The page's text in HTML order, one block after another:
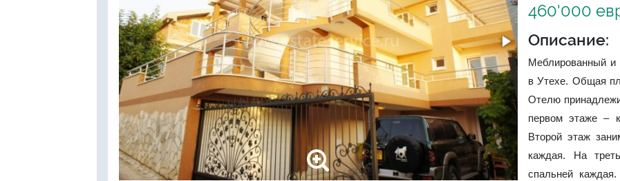
460'000
Описание:
Меблированный и
в Утехе. Общая
Отелю
первом этаже –
Второй этаж
каждая. На
спальней